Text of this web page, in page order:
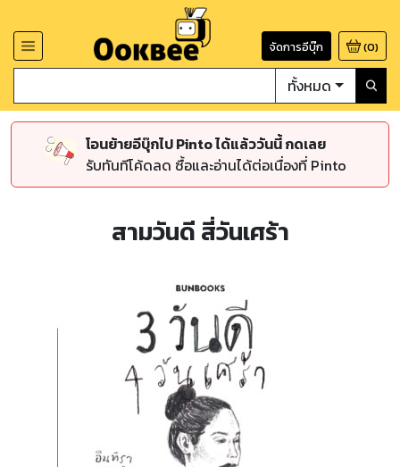
จัดการอีบุ๊ก (0)
ทั้งหมด
โอนย้ายอีบุ๊กไป Pinto ได้แล้ววันนี้ กดเลย
รับทันทีโค้ดลด ซื้อและอ่านได้ต่อเนื่องที่ Pinto
สามวันดี สี่วันเศร้า